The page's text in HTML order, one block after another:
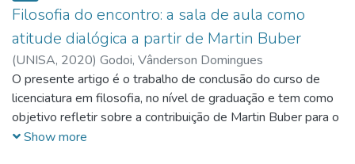
mudanças significativas, elas ainda continuam a ocupar os
mesmos postos.
que a educação dialógica proposta por Buber visa superar as
relações meramente coisificadas e mecanizadas da
atualidade, com intuito de contribuir para o desenvolvimento
de uma nova comunidade global que valorize verdadeiros
encontros entre pessoas e se torne mais humanizada.
Filosofia do encontro: a sala de aula como
atitude dialógica a partir de Martin Buber
(UNISA, 2020) Godoi, Vânderson Domingues
O presente artigo é o trabalho de conclusão do curso de
licenciatura em filosofia, no nível de graduação e tem como
objetivo refletir sobre a contribuição de Martin Buber para o
ensino de filosofia. Dessa maneira, buscou se contextualizar
Show more